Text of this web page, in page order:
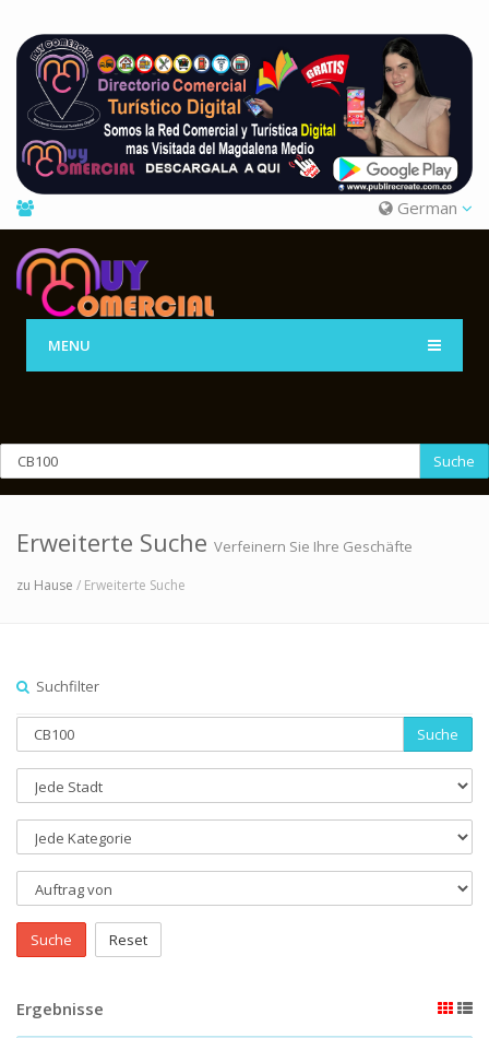
German
MENU
Suche
Erweiterte Suche Verfeinern Sie Ihre Geschäfte
zu Hause / Erweiterte Suche
Suchfilter
Suche
Suche Reset
Ergebnisse